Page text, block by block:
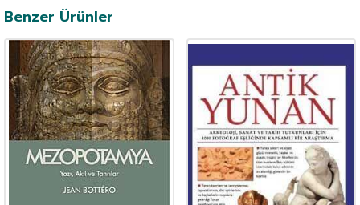
Benzer Ürünler